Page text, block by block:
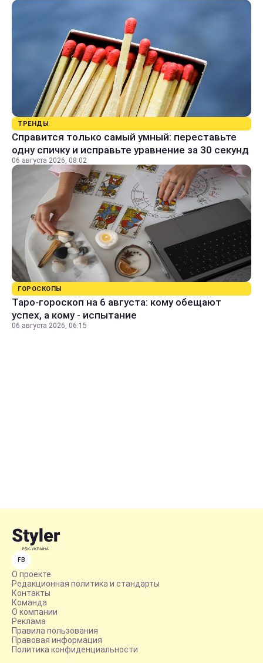
ТРЕНДЫ
Справится только самый умный: переставьте
одну спичку и исправьте уравнение за 30 секунд
06 августа 2026, 08:02
ГОРОСКОПЫ
Таро-гороскоп на 6 августа: кому обещают
успех, а кому - испытание
06 августа 2026, 06:15
FB
О проекте
Редакционная политика и стандарты
Контакты
Команда
О компании
Реклама
Правила пользования
Правовая информация
Политика конфиденциальности